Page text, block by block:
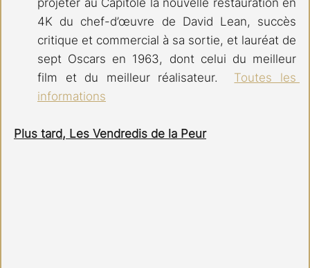
4K du chef-d’œuvre de David Lean, succès
critique et commercial à sa sortie, et lauréat de
sept Oscars en 1963, dont celui du meilleur
film et du meilleur réalisateur. Toutes les
informations
Plus tard, Les Vendredis de la Peur